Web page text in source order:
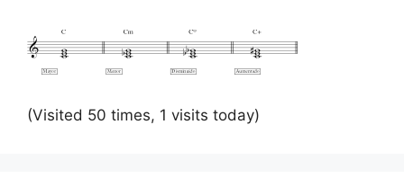
(Visited 50 times, 1 visits today)